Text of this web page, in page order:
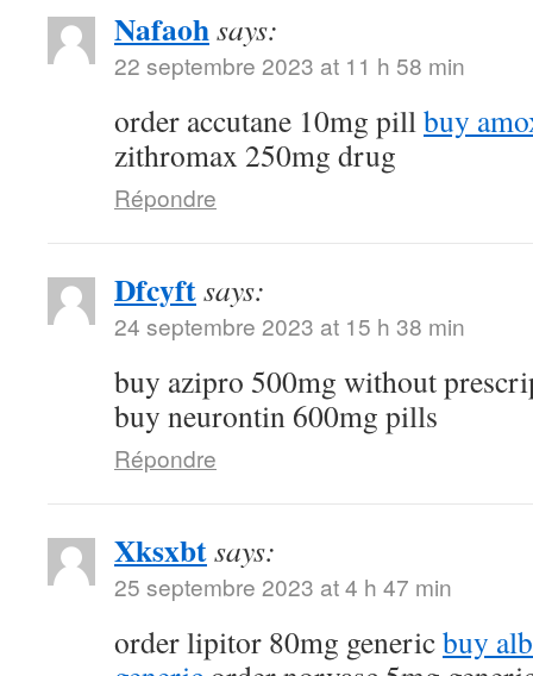
Nafaohsays:
22 septembre 2023 at 11 h 58 min
order accutane 10mg pillbuy
zithromax 250mg drug
Répondre
Dfcyftsays:
24 septembre 2023 at 15 h 38 min
buy azipro 500mg without
buy neurontin 600mg pills
Répondre
Xksxbtsays:
25 septembre 2023 at 4 h 47 min
order lipitor 80mg genericbuy